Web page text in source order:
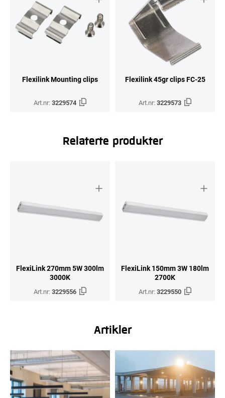
Flexilink Mounting clips
Art.nr:3229574
Flexilink 45gr clips FC-25
Art.nr:3229573
Relaterte produkter
FlexiLink 270mm 5W 300lm
3000K
Art.nr:3229556
FlexiLink 150mm 3W 180lm
2700K
Art.nr:3229550
Artikler